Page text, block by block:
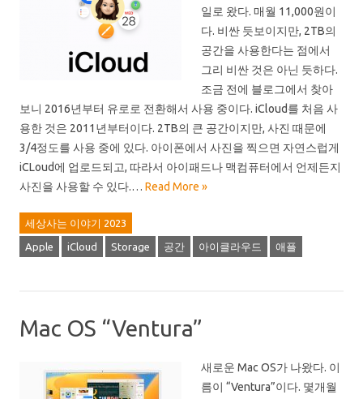
일로 왔다. 매월 11,000원이
다. 비싼 듯보이지만, 2TB의
공간을 사용한다는 점에서
그리 비싼 것은 아닌 듯하다.
조금 전에 블로그에서 찾아
보니 2016년부터 유로로 전환해서 사용 중이다. iCloud를 처음 사
용한 것은 2011년부터이다. 2TB의 큰 공간이지만, 사진 때문에
3/4정도를 사용 중에 있다. 아이폰에서 사진을 찍으면 자연스럽게
iCLoud에 업로드되고, 따라서 아이패드나 맥컴퓨터에서 언제든지
사진을 사용할 수 있다.… Read More »
세상사는 이야기 2023
Apple iCloud Storage 공간 아이클라우드 애플
Mac OS “Ventura”
새로운 Mac OS가 나왔다. 이
름이 “Ventura”이다. 몇개월